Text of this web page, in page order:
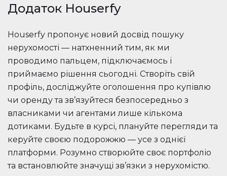
Додаток Houserfy
Houserfy пропонує новий досвід пошуку
нерухомості — натхненний тим, як ми
проводимо пальцем, підключаємось і
приймаємо рішення сьогодні. Створіть свій
профіль, досліджуйте оголошення про купівлю
чи оренду та зв’язуйтеся безпосередньо з
власниками чи агентами лише кількома
дотиками. Будьте в курсі, плануйте перегляди та
керуйте своєю подорожжю — усе з однієї
платформи. Розумно створюйте своє портфоліо
та встановлюйте значущі зв’язки з нерухомістю.